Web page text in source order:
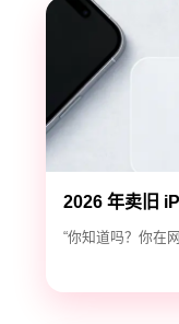
2026 年卖旧
除隐私，防止
“你知道吗？你在